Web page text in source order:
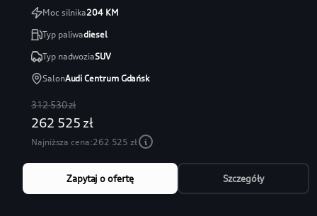
Moc silnika204KM
Typ paliwadiesel
Typ nadwoziaSUV
SalonAudi Centrum Gdańsk
312 530 zł
262 525 zł
Najniższa cena:262 525 zł
Zapytaj o ofertę Szczegóły